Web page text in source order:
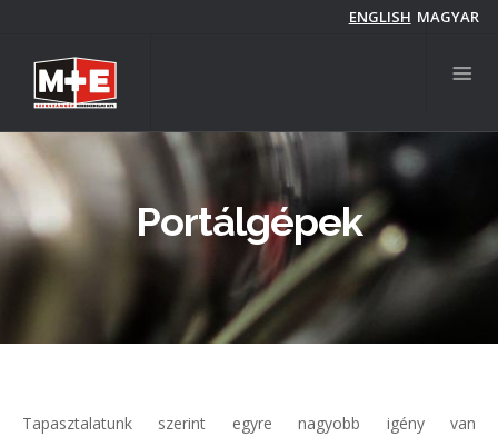
tartalomra
ENGLISH MAGYAR
Portálgépek
Tapasztalatunk szerint egyre nagyobb igény van